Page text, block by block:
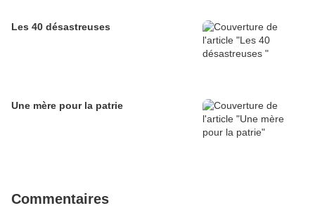
Les 40 désastreuses
Une mère pour la patrie
Commentaires